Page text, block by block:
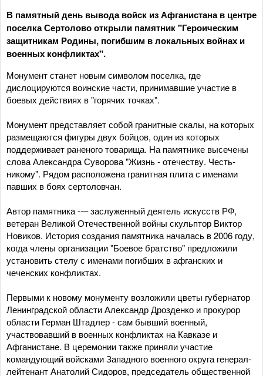
В памятный день вывода войск из Афганистана в центре
поселка Сертолово открыли памятник "Героическим
защитникам Родины, погибшим в локальных войнах и
военных конфликтах".
Монумент станет новым символом поселка, где
дислоцируются воинские части, принимавшие участие в
боевых действиях в "горячих точках".
Монумент представляет собой гранитные скалы, на которых
размещаются фигуры двух бойцов, один из которых
поддерживает раненого товарища. На памятнике высечены
слова Александра Суворова "Жизнь - отечеству. Честь-
никому". Рядом расположена гранитная плита с именами
павших в боях сертоловчан.
Автор памятника --– заслуженный деятель искусств РФ,
ветеран Великой Отечественной войны скульптор Виктор
Новиков. История создания памятника началась в 2006 году,
когда члены организации "Боевое братство" предложили
установить стелу с именами погибших в афганских и
чеченских конфликтах.
Первыми к новому монументу возложили цветы губернатор
Ленинградской области Александр Дрозденко и прокурор
области Герман Штадлер - сам бывший военный,
участвовавший в военных конфликтах на Кавказе и
Афганистане. В церемонии также приняли участие
командующий войсками Западного военного округа генерал-
лейтенант Анатолий Сидоров, председатель общественной